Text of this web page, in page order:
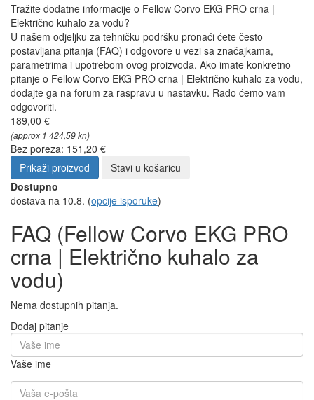
Tražite dodatne informacije o Fellow Corvo EKG PRO crna |
Električno kuhalo za vodu?
U našem odjeljku za tehničku podršku pronaći ćete često
postavljana pitanja (FAQ) i odgovore u vezi sa značajkama,
parametrima i upotrebom ovog proizvoda. Ako imate konkretno
pitanje o Fellow Corvo EKG PRO crna | Električno kuhalo za vodu,
dodajte ga na forum za raspravu u nastavku. Rado ćemo vam
odgovoriti.
189,00 €
(approx 1 424,59 kn)
Bez poreza: 151,20 €
Prikaži proizvod
Stavi u košaricu
Dostupno
dostava na 10.8. (opcije isporuke)
FAQ (Fellow Corvo EKG PRO
crna | Električno kuhalo za
vodu)
Nema dostupnih pitanja.
Dodaj pitanje
Vaše ime